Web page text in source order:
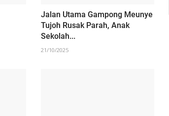
Jalan Utama Gampong Meunye
Tujoh Rusak Parah, Anak
Sekolah...
21/10/2025